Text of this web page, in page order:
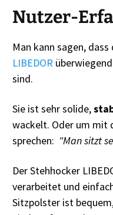
Nutzer-
Man kann sagen,
LIBEDOR
sind.
Sie ist sehr solide,
wackelt. Oder um mit
sprechen: "Man sitzt
Der Stehhocker
verarbeitet und
Sitzpolster ist